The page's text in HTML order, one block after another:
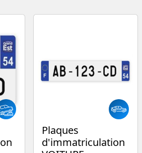
Plaques
d'immatriculation